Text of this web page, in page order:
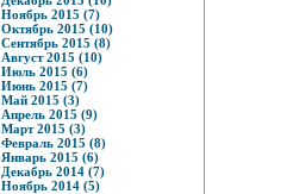
Ноябрь 2015 (7)
Октябрь 2015 (10)
Сентябрь 2015 (8)
Август 2015 (10)
Июль 2015 (6)
Июнь 2015 (7)
Май 2015 (3)
Апрель 2015 (9)
Март 2015 (3)
Февраль 2015 (8)
Январь 2015 (6)
Декабрь 2014 (7)
Ноябрь 2014 (5)